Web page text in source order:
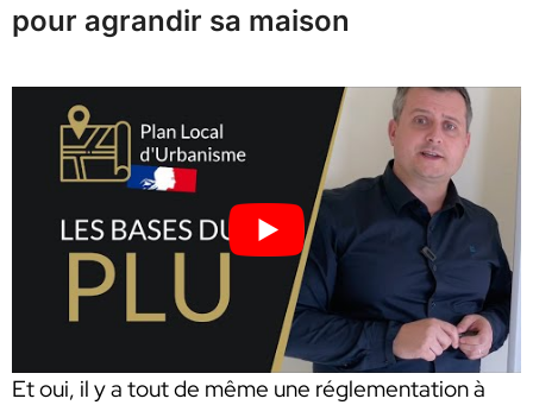
pour agrandir sa maison
Et oui, il y a tout de même une réglementation à